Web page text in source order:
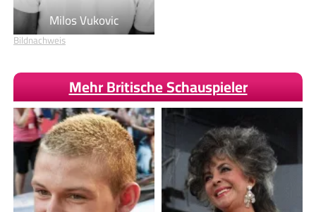
Milos Vukovic
Bildnachweis
Mehr Britische Schauspieler